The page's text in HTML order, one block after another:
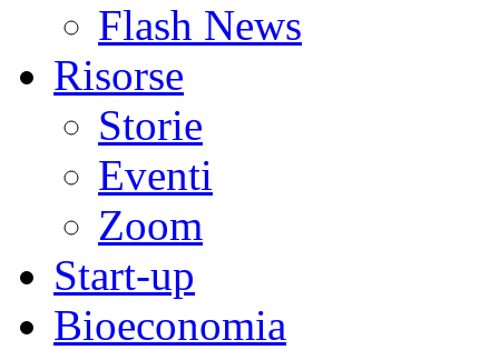
Flash News
Risorse
Storie
Eventi
Zoom
Start-up
Bioeconomia